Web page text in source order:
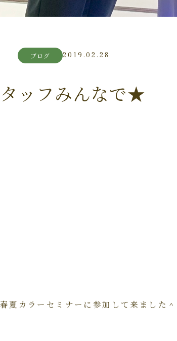
ブログ 2019.02.28
ッフみんなで★
夏カラーセミナーに参加して来ました＾